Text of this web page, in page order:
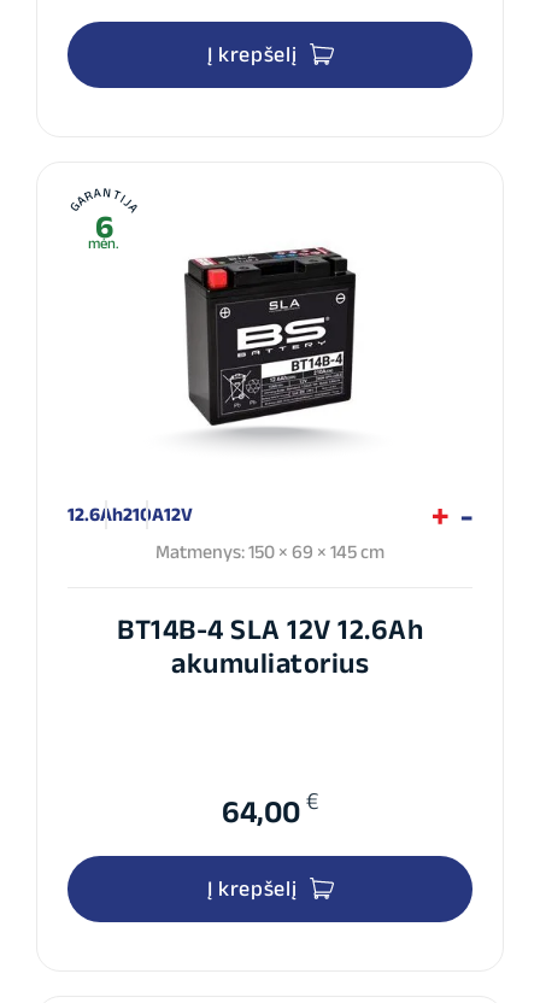
Į krepšelį
GARANTIJA
6
mėn.
12.6Ah210A12V
Matmenys: 150 × 69 × 145 cm
BT14B-4 SLA 12V 12.6Ah
akumuliatorius
64,00 €
Į krepšelį